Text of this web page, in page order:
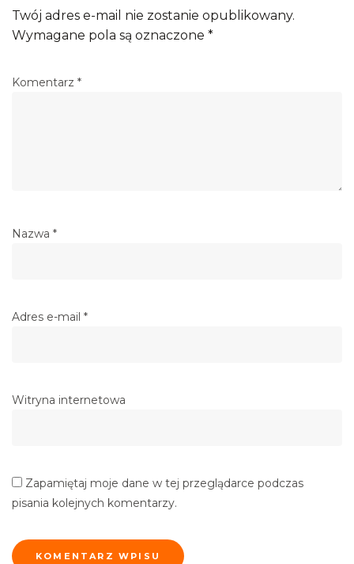
Twój adres e-mail nie zostanie opublikowany.
Wymagane pola są oznaczone *
Komentarz *
Nazwa *
Adres e-mail *
Witryna internetowa
Zapamiętaj moje dane w tej przeglądarce podczas
pisania kolejnych komentarzy.